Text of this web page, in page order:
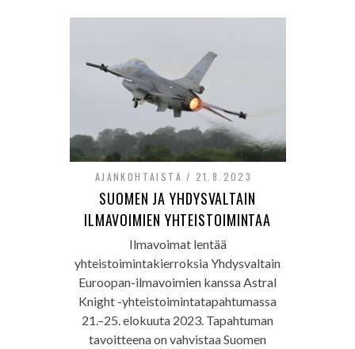
AJANKOHTAISTA 21.8.2023
SUOMEN JA YHDYSVALTAIN
ILMAVOIMIEN YHTEISTOIMINTAA
Ilmavoimat lentää
yhteistoimintakierroksia Yhdysvaltain
Euroopan-ilmavoimien kanssa Astral
Knight -yhteistoimintatapahtumassa
21.–25. elokuuta 2023. Tapahtuman
tavoitteena on vahvistaa Suomen